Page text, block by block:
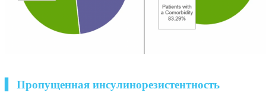
▍ Пропущенная инсулинорезистентность